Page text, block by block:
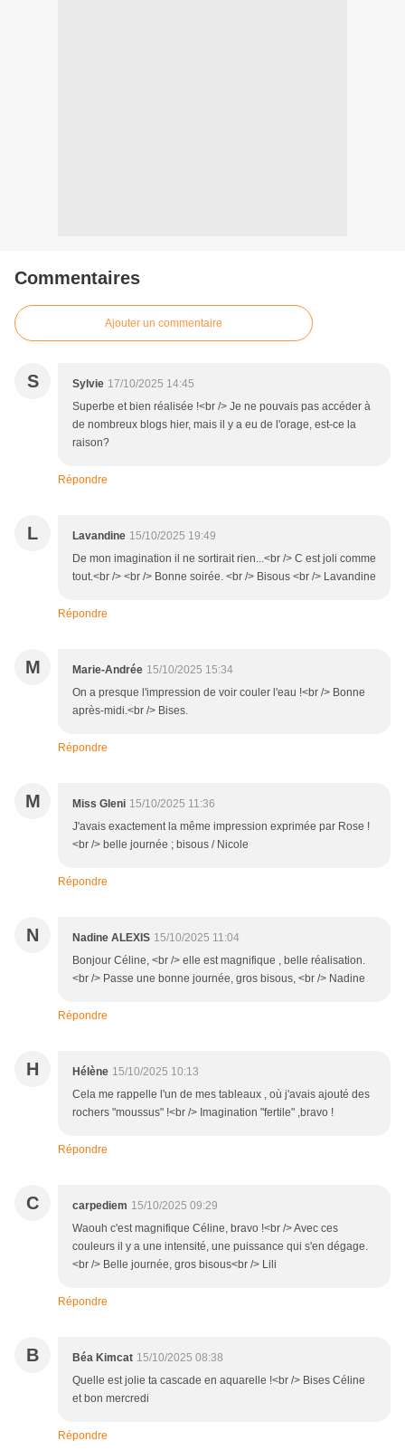
Commentaires
Ajouter un commentaire
S Sylvie 17/10/2025 14:45
Superbe et bien réalisée !<br /> Je ne pouvais pas accéder à
de nombreux blogs hier, mais il y a eu de l'orage, est-ce la
raison?
Répondre
L Lavandine 15/10/2025 19:49
De mon imagination il ne sortirait rien...<br /> C est joli comme
tout.<br /> <br /> Bonne soirée. <br /> Bisous <br /> Lavandine
Répondre
M Marie-Andrée 15/10/2025 15:34
On a presque l'impression de voir couler l'eau !<br /> Bonne
après-midi.<br /> Bises.
Répondre
M Miss Gleni 15/10/2025 11:36
J'avais exactement la même impression exprimée par Rose !
<br /> belle journée ; bisous / Nicole
Répondre
N Nadine ALEXIS 15/10/2025 11:04
Bonjour Céline, <br /> elle est magnifique , belle réalisation.
<br /> Passe une bonne journée, gros bisous, <br /> Nadine
Répondre
H Hélène 15/10/2025 10:13
Cela me rappelle l'un de mes tableaux , où j'avais ajouté des
rochers "moussus" !<br /> Imagination "fertile" ,bravo !
Répondre
C carpediem 15/10/2025 09:29
Waouh c'est magnifique Céline, bravo !<br /> Avec ces
couleurs il y a une intensité, une puissance qui s'en dégage.
<br /> Belle journée, gros bisous<br /> Lili
Répondre
B Béa Kimcat 15/10/2025 08:38
Quelle est jolie ta cascade en aquarelle !<br /> Bises Céline
et bon mercredi
Répondre